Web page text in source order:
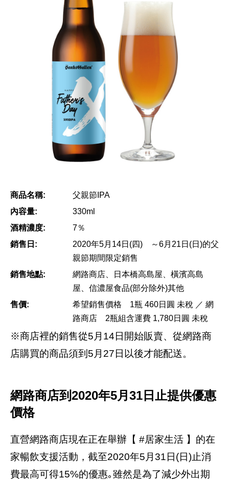
商品名稱:
父親節IPA
內容量:
330ml
酒精濃度:
7％
銷售日:
2020年5月14日(四) ～6月21日(日)的父
親節期間限定銷售
銷售地點:
網路商店、日本橋高島屋、橫濱高島
屋、信濃屋食品(部分除外)其他
售價:
希望銷售價格 1瓶 460日圓 未稅 ／ 網
路商店 2瓶組含運費 1,780日圓 未稅
※商店裡的銷售從5月14日開始販賣、從網路商
店購買的商品須到5月27日以後才能配送。
網路商店到2020年5月31日止提供優惠
價格
直營網路商店現在正在舉辦【 #居家生活 】的在
家暢飲支援活動，截至2020年5月31日(日)止消
費最高可得15%的優惠｡雖然是為了減少外出期